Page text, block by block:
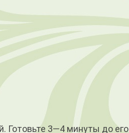
Готовьте 3—4 минуты до его